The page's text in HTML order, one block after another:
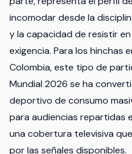
incomodar desde la
y la capacidad de resistir
exigencia. Para los hinchas
Colombia, este tipo de
Mundial 2026 se ha
deportivo de consumo
para audiencias repartidas
una cobertura televisiva
por las señales disponibles.